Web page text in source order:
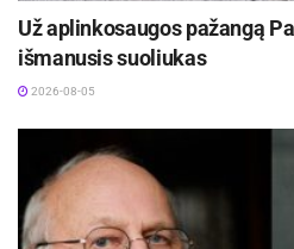
Už aplinkosaugos pažangą
išmanusis suoliukas
2026-08-05